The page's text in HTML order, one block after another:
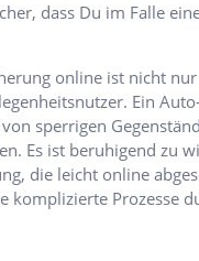
dass Du im Falle
online ist nicht
Ein
sperrigen
Es ist beruhigend zu
die leicht online
komplizierte Prozesse